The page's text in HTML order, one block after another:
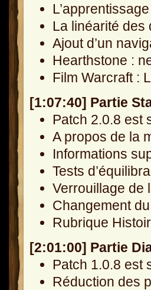
La linéarité des
Ajout d’un
Hearthstone :
Film Warcraft :
[1:07:40] Partie
Patch 2.0.8 est
A propos de la
Informations
Tests
Verrouillage de
Changement
Rubrique
[2:01:00] Partie
Patch 1.0.8 est
Réduction des